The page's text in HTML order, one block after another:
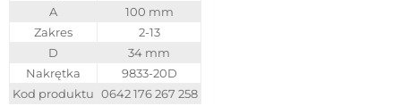
A
100 mm
Zakres
2-13
D
34 mm
Nakrętka
9833-20D
Kod produktu 0642 176 267 258